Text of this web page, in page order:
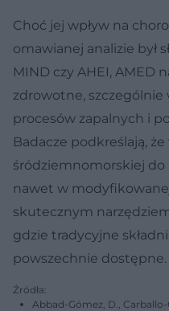
Choć jej wpływ na
omawianej analizie był
MIND czy AHEI, AMED
zdrowotne,
procesów zapalnych i
Badacze podkreślają,
śródziemnomorskiej do
nawet w
skutecznym
gdzie tradycyjne
powszechnie dostępne.
Źródła:
Abbad-Gómez, D., Carballo-